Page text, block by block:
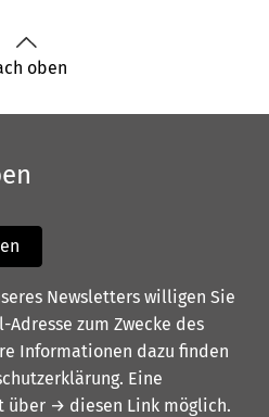
oben
Newsletters willigen Sie
zum Zwecke des
Informationen dazu finden
. Eine
über → diesen Link möglich.